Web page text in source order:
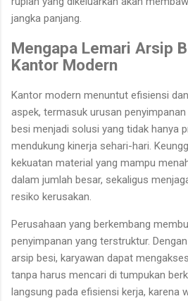
jangka panjang.
Mengapa Lemari Arsip
Kantor Modern
Kantor modern menuntut efisiensi
aspek, termasuk urusan
besi menjadi solusi yang tidak hanya
mendukung kinerja sehari-hari.
kekuatan material yang mampu
dalam jumlah besar, sekaligus
resiko kerusakan.
Perusahaan yang berkembang
penyimpanan yang terstruktur.
arsip besi, karyawan dapat
tanpa harus mencari di tumpukan
langsung pada efisiensi kerja, karena